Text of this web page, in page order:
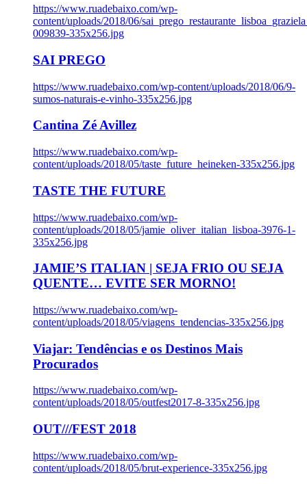
https://www.ruadebaixo.com/wp-
content/uploads/2018/06/
009839-335x256.jpg
SAI PREGO
https://www.ruadebaixo.com/wp-content/uploads/2018/06/9-
sumos-naturais-e-vinho-335x256.jpg
Cantina Zé Avillez
https://www.ruadebaixo.com/wp-
content/uploads/2018/05/taste_future_heineken-335x256.jpg
TASTE THE FUTURE
https://www.ruadebaixo.com/wp-
content/uploads/2018/05/jamie_oliver_italian_lisboa-3976-1-
335x256.jpg
JAMIE’S ITALIAN | SEJA FRIO OU SEJA
QUENTE… EVITE SER MORNO!
https://www.ruadebaixo.com/wp-
content/uploads/2018/05/viagens_tendencias-335x256.jpg
Viajar: Tendências e os Destinos Mais
Procurados
https://www.ruadebaixo.com/wp-
content/uploads/2018/05/outfest2017-8-335x256.jpg
OUT///FEST 2018
https://www.ruadebaixo.com/wp-
content/uploads/2018/05/brut-experience-335x256.jpg